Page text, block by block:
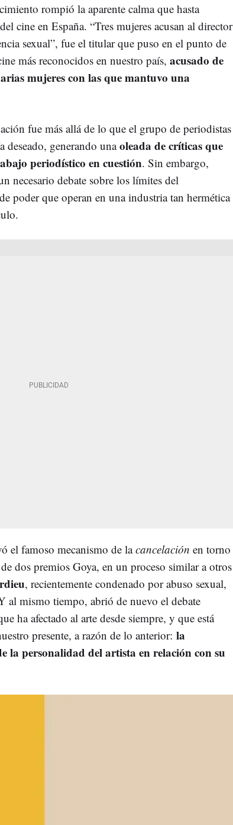
rompió la aparente calma que hasta
cine en España. “Tres mujeres acusan al director
sexual”, fue el titular que puso en el punto de
más reconocidos en nuestro país, acusado de
mujeres con las que mantuvo una
fue más allá de lo que el grupo de periodistas
deseado, generando unaoleada de críticas que
periodístico en cuestión. Sin embargo,
necesario debate sobre los límites del
poder que operan en una industria tan hermética
el famoso mecanismo de lacancelación en torno
dos premios Goya, en un proceso similar a otros
, recientemente condenado por abuso sexual,
mismo tiempo, abrió de nuevo el debate
ha afectado al arte desde siempre, y que está
presente, a razón de lo anterior: la
la personalidad del artista en relación con su